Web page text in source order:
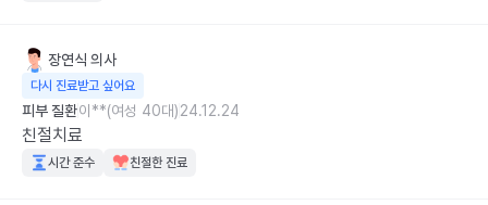
장연식 의사
다시 진료받고 싶어요
피부 질환이**(여성 40대)24.12.24
친절치료
시간 준수 친절한 진료